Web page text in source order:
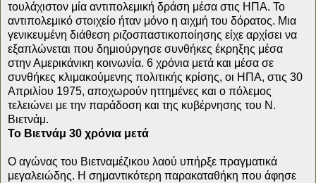
τουλάχιστον μία αντιπολεμική δράση μέσα στις ΗΠΑ. Το
αντιπολεμικό στοιχείο ήταν μόνο η αιχμή του δόρατος. Μια
γενικευμένη διάθεση ριζοσπαστικοποίησης είχε αρχίσει να
εξαπλώνεται που δημιούργησε συνθήκες έκρηξης μέσα
στην Αμερικάνικη κοινωνία. 6 χρόνια μετά και μέσα σε
συνθήκες κλιμακούμενης πολιτικής κρίσης, οι ΗΠΑ, στις 30
Απριλίου 1975, αποχωρούν ηττημένες και ο πόλεμος
τελειώνει με την παράδοση και της κυβέρνησης του Ν.
Βιετνάμ.
Το Βιετνάμ 30 χρόνια μετά
Ο αγώνας του Βιετναμέζικου λαού υπήρξε πραγματικά
μεγαλειώδης. Η σημαντικότερη παρακαταθήκη που άφησε